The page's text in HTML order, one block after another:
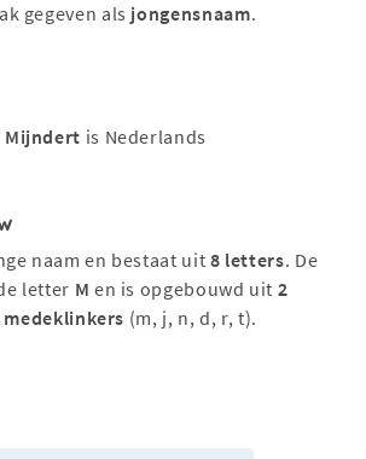
gegeven als jongensnaam.
Mijndert is Nederlands
naam en bestaat uit 8 letters. De
letter M en is opgebouwd uit 2
medeklinkers (m, j, n, d, r, t).